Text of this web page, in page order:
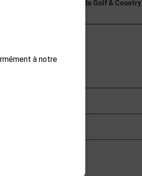
par le Pro-Shop du Golf & Country
à notre